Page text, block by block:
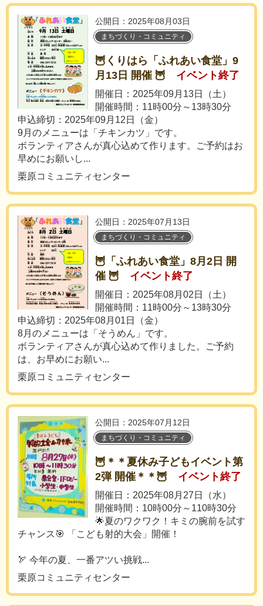
公開日：2025年08月03日
まちづくり・コミュニティ
🦉くりはら「ふれあい食堂」9
月13日 開催 🦉
イベント終了
開催日：2025年09月13日（土）
開催時間：11時00分～13時30分
申込締切：2025年09月12日（金）
9月のメニューは「チキンカツ」です。
ボランティアさんが真心込めて作ります。ご予約はお
早めにお願いし...
栗原コミュニティセンター
公開日：2025年07月13日
まちづくり・コミュニティ
🦉「ふれあい食堂」8月2日 開
催 🦉
イベント終了
開催日：2025年08月02日（土）
開催時間：11時00分～13時30分
申込締切：2025年08月01日（金）
8月のメニューは「そうめん」です。
ボランティアさんが真心込めて作りました。ご予約
は、お早めにお願い...
栗原コミュニティセンター
公開日：2025年07月12日
まちづくり・コミュニティ
🦉＊＊夏休み子どもイベント第
2弾 開催＊＊🦉
イベント終了
開催日：2025年08月27日（水）
開催時間：10時00分～110時30分
🌟夏のワクワク！キミの腕前を試す
チャンス🎯 「こども射的大会」開催！
🏹 今年の夏、一番アツい挑戦...
栗原コミュニティセンター